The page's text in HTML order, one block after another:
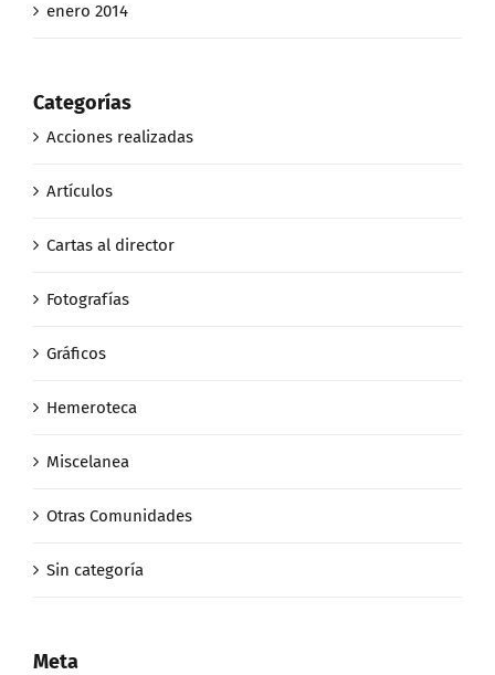
enero 2014
Categorías
Acciones realizadas
Artículos
Cartas al director
Fotografías
Gráficos
Hemeroteca
Miscelanea
Otras Comunidades
Sin categoría
Meta